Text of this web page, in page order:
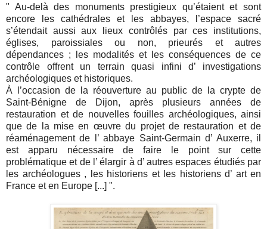
" Au-delà des monuments prestigieux qu’étaient et sont
encore les cathédrales et les abbayes, l’espace sacré
s’étendait aussi aux lieux contrôlés par ces institutions,
églises, paroissiales ou non, prieurés et autres
dépendances ; les modalités et les conséquences de ce
contrôle offrent un terrain quasi infini d’ investigations
archéologiques et historiques.
À l’occasion de la réouverture au public de la crypte de
Saint-Bénigne de Dijon, après plusieurs années de
restauration et de nouvelles fouilles archéologiques, ainsi
que de la mise en œuvre du projet de restauration et de
réaménagement de l’ abbaye Saint-Germain d’ Auxerre, il
est apparu nécessaire de faire le point sur cette
problématique et de l’ élargir à d’ autres espaces étudiés par
les archéologues , les historiens et les historiens d’ art en
France et en Europe [...] ".